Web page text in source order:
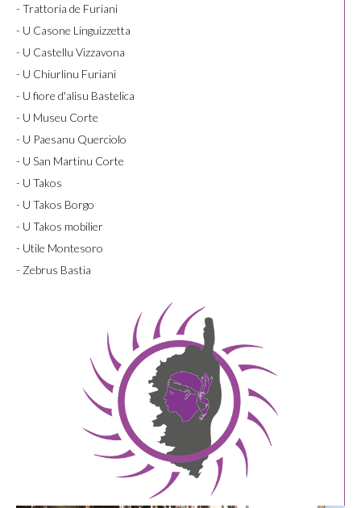
- Trattoria de Furiani
- U Casone Linguizzetta
- U Castellu Vizzavona
- U Chiurlinu Furiani
- U fiore d'alisu Bastelica
- U Museu Corte
- U Paesanu Querciolo
- U San Martinu Corte
- U Takos
- U Takos Borgo
- U Takos mobilier
- Utile Montesoro
- Zebrus Bastia